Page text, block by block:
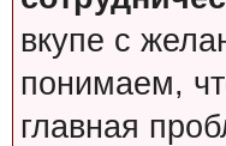
вкупе с
понимаем,
главная